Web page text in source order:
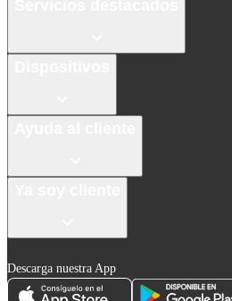
Descarga nuestra App